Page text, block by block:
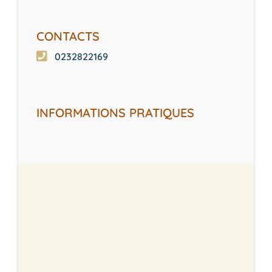
CONTACTS
0232822169
INFORMATIONS PRATIQUES